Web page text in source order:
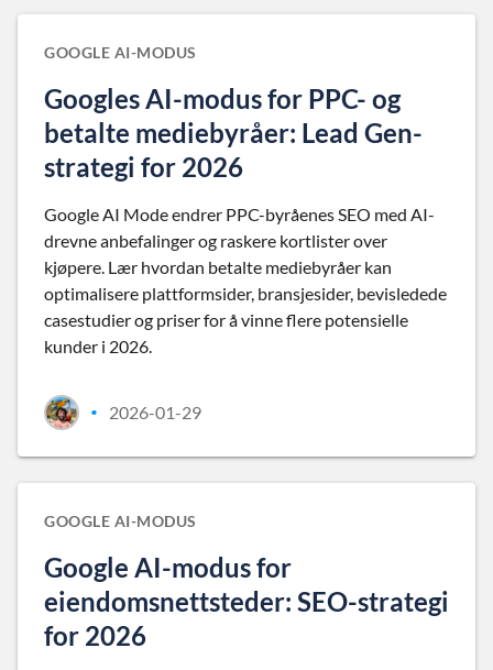
GOOGLE AI-MODUS
Googles AI-modus for PPC- og
betalte mediebyråer: Lead Gen-
strategi for 2026
Google AI Mode endrer PPC-byråenes SEO med AI-
drevne anbefalinger og raskere kortlister over
kjøpere. Lær hvordan betalte mediebyråer kan
optimalisere plattformsider, bransjesider, bevisledede
casestudier og priser for å vinne flere potensielle
kunder i 2026.
• 2026-01-29
GOOGLE AI-MODUS
Google AI-modus for
eiendomsnettsteder: SEO-strategi
for 2026